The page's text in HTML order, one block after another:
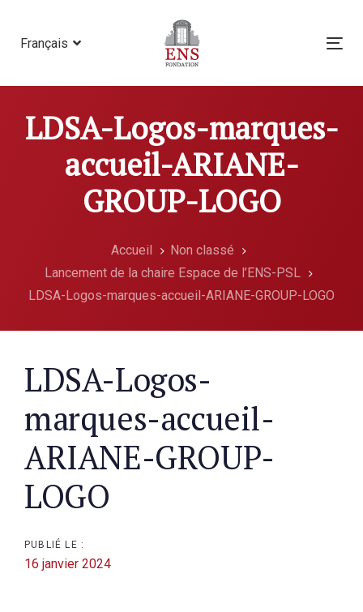
content
Français
LDSA-Logos-marques-
accueil-ARIANE-
GROUP-LOGO
Accueil
Non classé
Lancement de la chaire Espace de l’ENS-PSL
LDSA-Logos-marques-accueil-ARIANE-GROUP-LOGO
LDSA-Logos-
marques-accueil-
ARIANE-GROUP-
LOGO
PUBLIÉ LE :
16 janvier 2024
Post
navigation